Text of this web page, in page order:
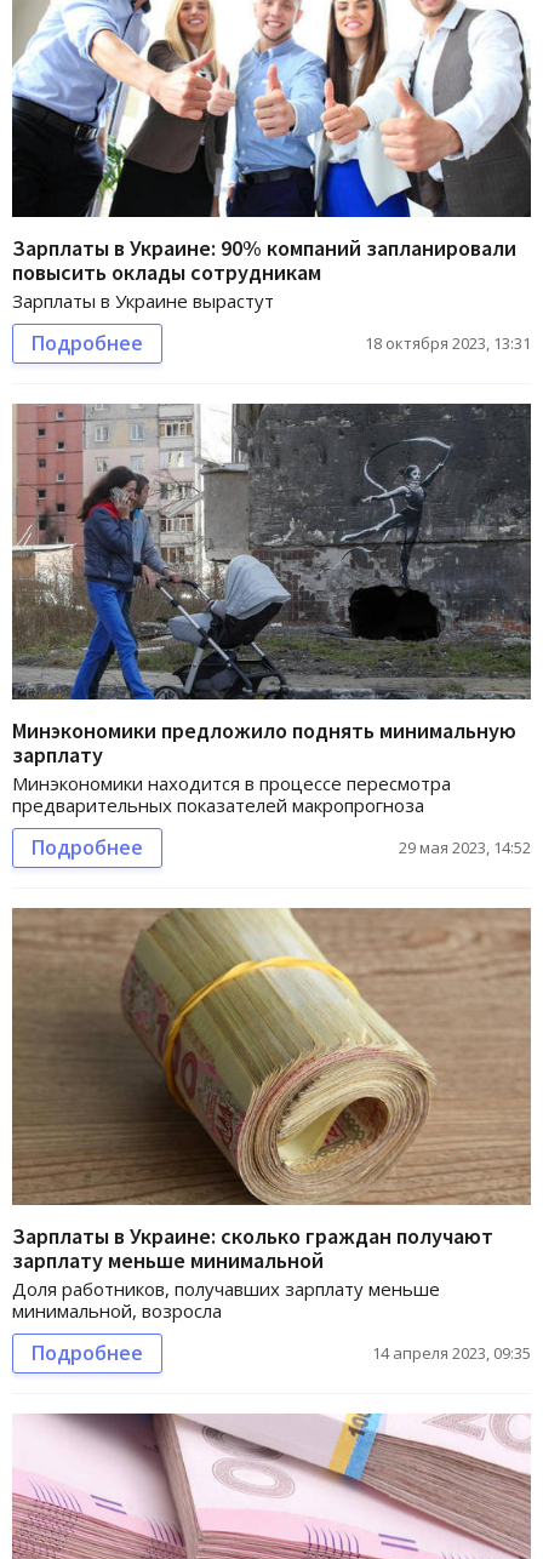
Зарплаты в Украине: 90% компаний запланировали
повысить оклады сотрудникам
Зарплаты в Украине вырастут
Подробнее 18 октября 2023, 13:31
Минэкономики предложило поднять минимальную
зарплату
Минэкономики находится в процессе пересмотра
предварительных показателей макропрогноза
Подробнее 29 мая 2023, 14:52
Зарплаты в Украине: сколько граждан получают
зарплату меньше минимальной
Доля работников, получавших зарплату меньше
минимальной, возросла
Подробнее 14 апреля 2023, 09:35